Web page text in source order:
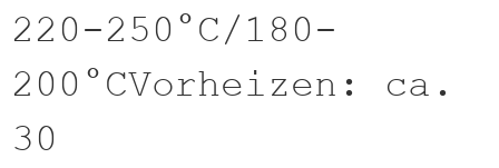
220-250°C/180-
200°CVorheizen: ca.
30